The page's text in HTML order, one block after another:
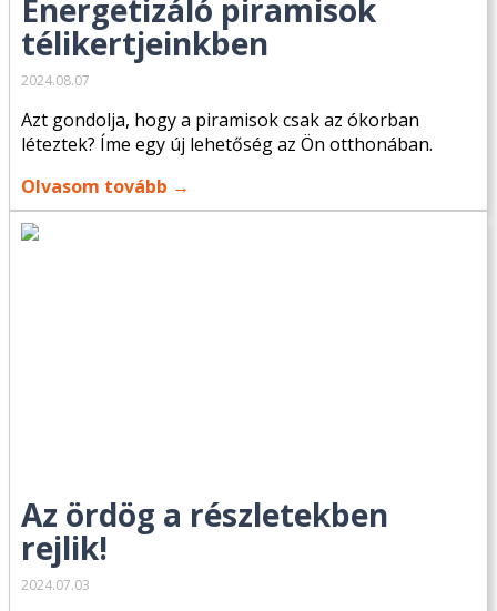
Energetizáló piramisok
télikertjeinkben
2024.08.07
Azt gondolja, hogy a piramisok csak az ókorban
léteztek? Íme egy új lehetőség az Ön otthonában.
Olvasom tovább →
Az ördög a részletekben
rejlik!
2024.07.03